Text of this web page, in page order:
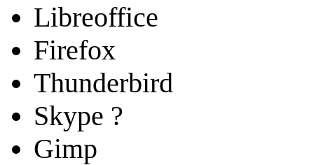
Libreoffice
Firefox
Thunderbird
Skype ?
Gimp